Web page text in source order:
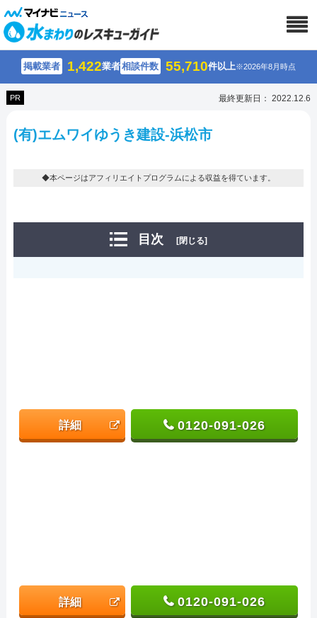
掲載業者 1,422業者相談件数 55,710件以上※2026年8月時点
PR 最終更新日： 2022.12.6
(有)エムワイゆうき建設-浜松市
◆本ページはアフィリエイトプログラムによる収益を得ています。
目次 [閉じる]
詳細 0120-091-026
詳細 0120-091-026